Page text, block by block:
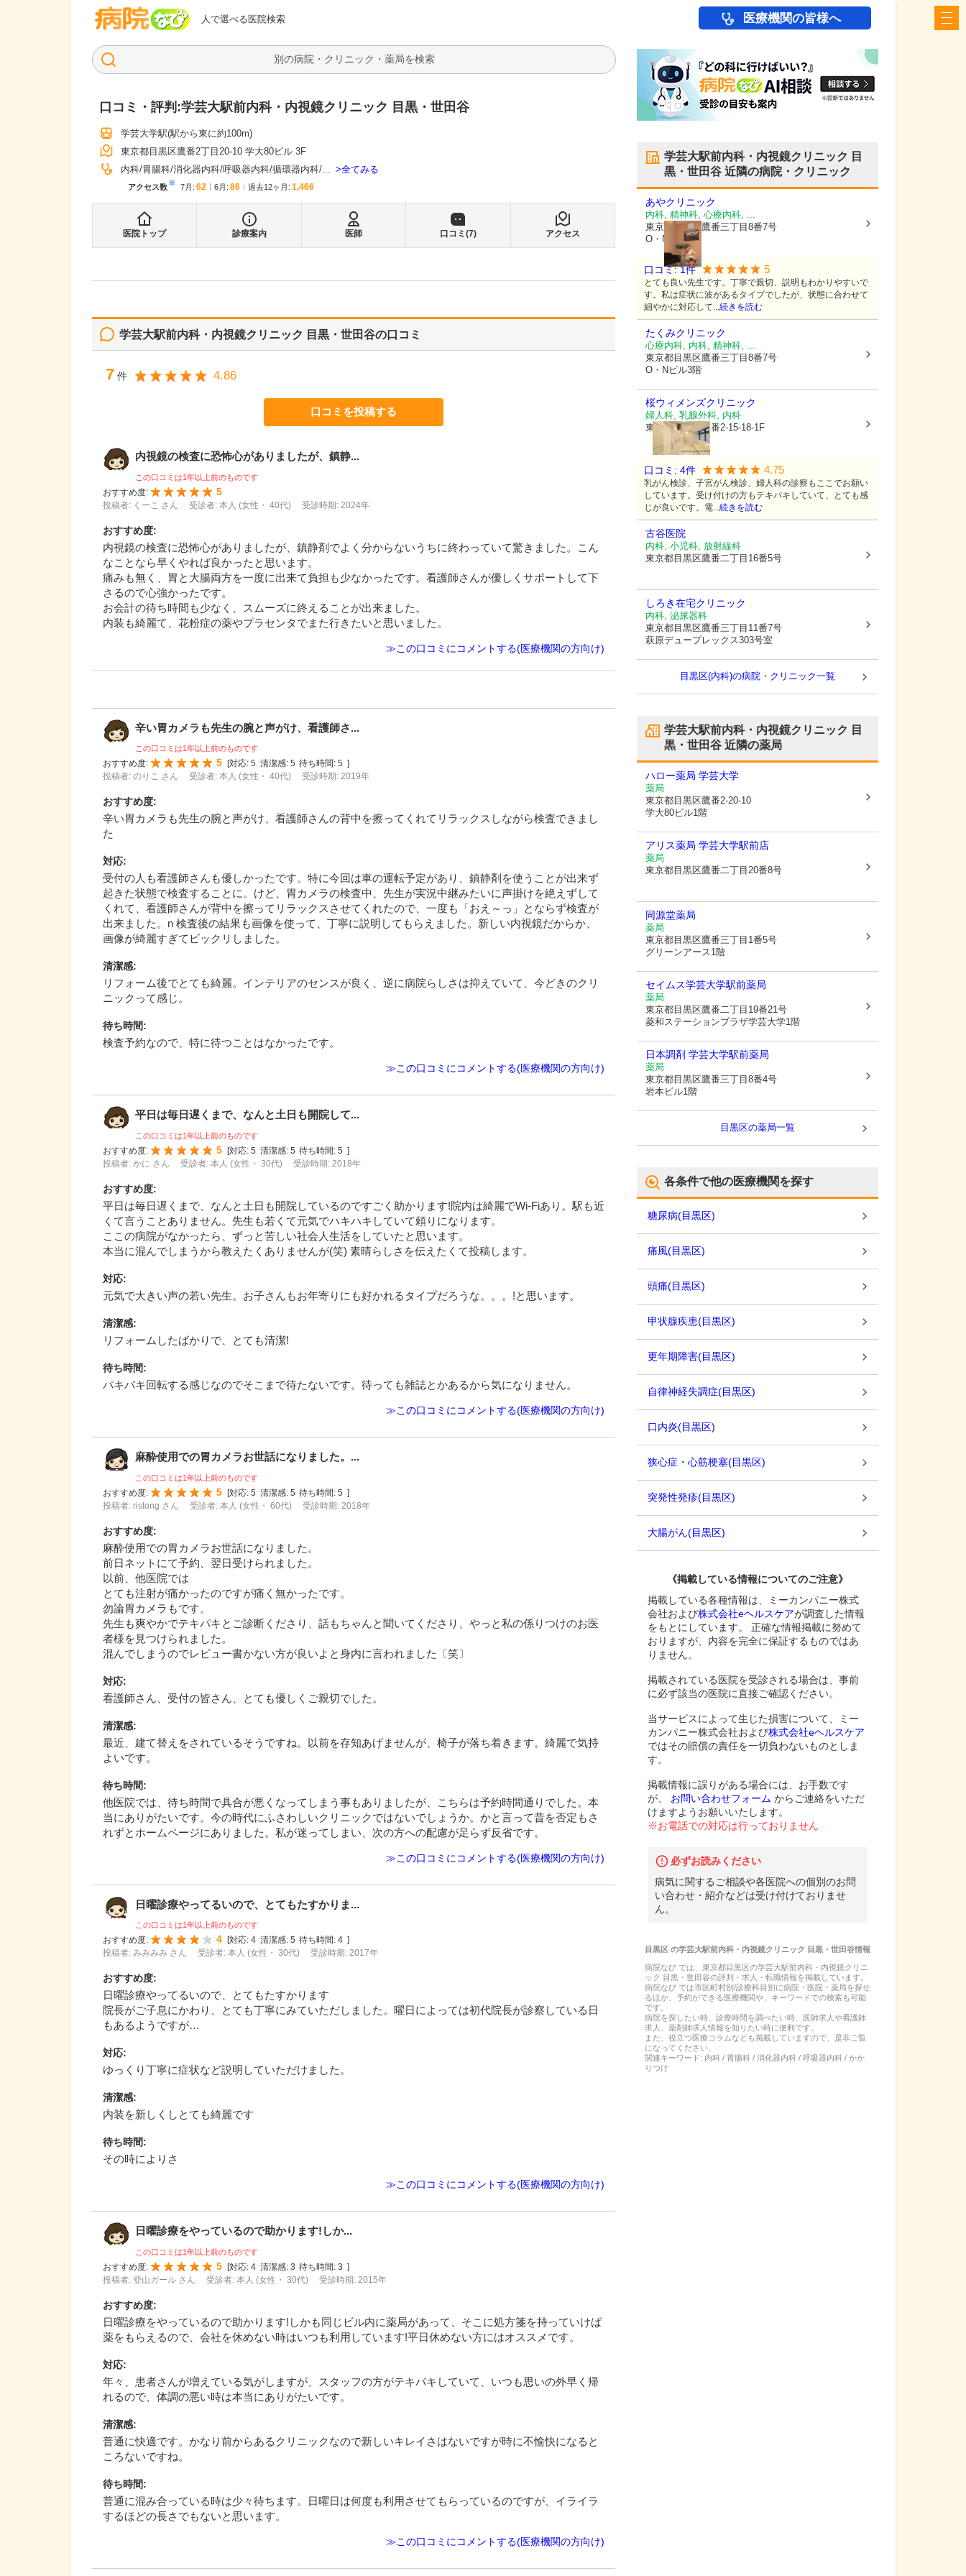
人で選べる医院検索
病院なび 医療機関の皆様へ
検索
口コミ・評判:学芸大駅前内科・内視鏡クリニック 目黒・世田谷
学芸大学駅(駅から東に約100m)
東京都目黒区鷹番2丁目20-10 学大80ビル 3F
内科 胃腸科 消化器内科 呼吸器内科 循環器内科 ... 全てみる
アクセス数※ 7月 : 62 6月 : 86 過去12ヶ月: 1,466
医院トップ 診療案内 医師 口コミ(7) アクセス
学芸大駅前内科・内視鏡クリニック 目黒・世田谷の口コミ
7 件 4.86
口コミを投稿する
内視鏡の検査に恐怖心がありましたが、鎮静...
この口コミは1年以上前のものです
おすすめ度:
5
投稿者: くーこ さん 受診者: 本人 (女性・ 40代) 受診時期: 2024年
おすすめ度:
内視鏡の検査に恐怖心がありましたが、鎮静剤でよく分からないうちに終わっていて驚きました。こん
なことなら早くやれば良かったと思います。
痛みも無く、胃と大腸両方を一度に出来て負担も少なかったです。看護師さんが優しくサポートして下
さるので心強かったです。
お会計の待ち時間も少なく、スムーズに終えることが出来ました。
内装も綺麗て、花粉症の薬やプラセンタでまた行きたいと思いました。
≫この口コミにコメントする(医療機関の方向け)
辛い胃カメラも先生の腕と声がけ、看護師さ...
この口コミは1年以上前のものです
おすすめ度:
5 対応: 5 清潔感: 5 待ち時間: 5
投稿者: のりこ さん
受診者: 本人 (女性・ 40代) 受診時期: 2019年
おすすめ度:
辛い胃カメラも先生の腕と声がけ、看護師さんの背中を擦ってくれてリラックスしながら検査できまし
た
対応:
受付の人も看護師さんも優しかったです。特に今回は車の運転予定があり、鎮静剤を使うことが出来ず
起きた状態で検査することに。けど、胃カメラの検査中、先生が実況中継みたいに声掛けを絶えずして
くれて、看護師さんが背中を擦ってリラックスさせてくれたので、一度も「おえ～っ」とならず検査が
出来ました。n 検査後の結果も画像を使って、丁寧に説明してもらえました。新しい内視鏡だからか、
画像が綺麗すぎてビックリしました。
清潔感:
リフォーム後でとても綺麗。インテリアのセンスが良く、逆に病院らしさは抑えていて、今どきのクリ
ニックって感じ。
待ち時間:
検査予約なので、特に待つことはなかったです。
≫この口コミにコメントする(医療機関の方向け)
平日は毎日遅くまで、なんと土日も開院して...
この口コミは1年以上前のものです
おすすめ度:
5 [対応: 5 清潔感: 5 待ち時間: 5 ]
投稿者: かに さん
受診者: 本人 (女性・ 30代) 受診時期: 2018年
おすすめ度:
平日は毎日遅くまで、なんと土日も開院しているのですごく助かります!院内は綺麗でWi-Fiあり。駅も近
くて言うことありません。先生も若くて元気でハキハキしていて頼りになります。
ここの病院がなかったら、ずっと苦しい社会人生活をしていたと思います。
本当に混んでしまうから教えたくありませんが(笑) 素晴らしさを伝えたくて投稿します。
対応:
元気で大きい声の若い先生。お子さんもお年寄りにも好かれるタイプだろうな。。。!と思います。
清潔感:
リフォームしたばかりで、とても清潔!
待ち時間:
パキパキ回転する感じなのでそこまで待たないです。待っても雑誌とかあるから気になりません。
≫この口コミにコメントする(医療機関の方向け)
麻酔使用での胃カメラお世話になりました。...
この口コミは1年以上前のものです
おすすめ度:
5 [対応: 5 清潔感: 5 待ち時間: 5 ]
投稿者: ristong さん
受診者: 本人 (女性・ 60代) 受診時期: 2018年
おすすめ度:
麻酔使用での胃カメラお世話になりました。
前日ネットにて予約、翌日受けられました。
以前、他医院では
とても注射が痛かったのですが痛く無かったです。
勿論胃カメラもです。
先生も爽やかでテキパキとご診断くださり、話もちゃんと聞いてくださり、やっと私の係りつけのお医
者様を見つけられました。
混んでしまうのでレビュー書かない方が良いよと身内に言われました〔笑〕
対応:
看護師さん、受付の皆さん、とても優しくご親切でした。
清潔感:
最近、建て替えをされているそうですね。以前を存知あげませんが、椅子が落ち着きます。綺麗で気持
よいです。
待ち時間:
他医院では、待ち時間で具合が悪くなってしまう事もありましたが、こちらは予約時間通りでした。本
当にありがたいです。今の時代にふさわしいクリニックではないでしょうか。かと言って昔を否定もさ
れずとホームページにありました。私が迷ってしまい、次の方への配慮が足らず反省です。
≫この口コミにコメントする(医療機関の方向け)
日曜診療やってるいので、とてもたすかりま...
この口コミは1年以上前のものです
おすすめ度:
4 対応: 4 清潔感: 5 待ち時間: 4
投稿者: みみみみ さん
受診者: 本人 (女性・ 30代) 受診時期: 2017年
おすすめ度:
日曜診療やってるいので、とてもたすかります
院長がご子息にかわり、とても丁寧にみていただしました。曜日によっては初代院長が診察している日
もあるようですが…
対応:
ゆっくり丁寧に症状など説明していただけました。
清潔感:
内装を新しくしとても綺麗です
待ち時間:
その時によりさ
≫この口コミにコメントする(医療機関の方向け)
日曜診療をやっているので助かります!しか...
この口コミは1年以上前のものです
おすすめ度:
5 [対応: 4 清潔感: 3 待ち時間: 3 ]
投稿者: 登山ガール さん
受診者: 本人 (女性・ 30代) 受診時期: 2015年
おすすめ度:
日曜診療をやっているので助かります!しかも同じビル内に薬局があって、そこに処方箋を持っていけば
薬をもらえるので、会社を休めない時はいつも利用しています!平日休めない方にはオススメです。
対応:
年々、患者さんが増えている気がしますが、スタッフの方がテキパキしていて、いつも思いの外早く帰
れるので、体調の悪い時は本当にありがたいです。
清潔感:
普通に快適です。かなり前からあるクリニックなので新しいキレイさはないですが時に不愉快になると
ころないですね。
待ち時間:
普通に混み合っている時は少々待ちます。日曜日は何度も利用させてもらっているのですが、イライラ
するほどの長さでもないと思います。
≫この口コミにコメントする(医療機関の方向け)
学芸大駅前内科・内視鏡クリニック 目
黒・世田谷 近隣の病院・クリニック
あやクリニック
内科, 精神科, 心療内科, ...
東京都目黒区 鷹番三丁目8番7号
O・Nビル2階
口コミ:1件 5
とても良い先生です。丁寧で親切、説明もわかりやすいで
す。私は症状に波があるタイプでしたが、状態に合わせて
細やかに対応して...続きを読む
たくみクリニック
心療内科, 内科, 精神科, ...
東京都目黒区鷹番三丁目8番7号
O・Nビル3階
桜ウィメンズクリニック
婦人科, 乳腺外科, 内科
東京都目黒区鷹番2-15-18-1F
口コミ: 4件 4.75
乳がん検診、子宮がん検診、婦人科の診察もここでお願い
しています。受け付けの方もテキパキしていて、とても感
じが良いです。電...続きを読む
古谷医院
内科, 小児科, 放射線科
東京都目黒区鷹番二丁目16番5号
しろき在宅クリニック
内科, 泌尿器科
東京都目黒区鷹番三丁目11番7号
萩原デュープレックス303号室
目黒区(内科)の病院・クリニック一覧
学芸大駅前内科・内視鏡クリニック 目
黒・世田谷 近隣の薬局
ハロー薬局 学芸大学
薬局
東京都目黒区鷹番2-20-10
学大80ビル1階
アリス薬局 学芸大学駅前店
薬局
東京都目黒区鷹番二丁目20番8号
同源堂薬局
薬局
東京都目黒区鷹番三丁目1番5号
グリーンアース1階
セイムス学芸大学駅前薬局
薬局
東京都目黒区鷹番二丁目19番21号
菱和ステーションプラザ学芸大学1階
日本調剤 学芸大学駅前薬局
薬局
東京都目黒区鷹番三丁目8番4号
岩本ビル1階
目黒区の薬局一覧
各条件で他の医療機関を探す
糖尿病(目黒区)
痛風(目黒区)
頭痛(目黒区)
甲状腺疾患(目黒区)
更年期障害(目黒区)
自律神経失調症(目黒区)
口内炎(目黒区)
狭心症・心筋梗塞(目黒区)
突発性発疹(目黒区)
大腸がん(目黒区)
《掲載している情報についてのご注意》
掲載している各種情報は、ミーカンパニー株式
会社および株式会社eヘルスケアが調査した情報
をもとにしています。 正確な情報掲載に努めて
おりますが、内容を完全に保証するものではあ
りません。
掲載されている医院を受診される場合は、事前
に必ず該当の医院に直接ご確認ください。
当サービスによって生じた損害について、ミー
カンパニー株式会社および株式会社eヘルスケア
ではその賠償の責任を一切負わないものとしま
す。
掲載情報に誤りがある場合には、お手数です
が、
お問い合わせフォーム からご連絡をいただ
けますようお願いいたします。
※お電話での対応は行っておりません
必ずお読みください
病気に関するご相談や各医院への個別のお問
い合わせ・紹介などは受け付けておりませ
ん。
目黒区の学芸大駅前内科・内視鏡クリニック 目黒・世田谷情報
病院なび では、 東京都目黒区の学芸大駅前内科・内視鏡クリニ
ック 目黒・世田谷の評判・求人・転職情報を掲載しています。
病院なび では市区町村別/診療科目別に病院・医院・薬局を探せ
るほか、予約ができる医療機関や、キーワードでの検索も可能
です。
病院を探したい時、診療時間を調べたい時、医師求人や看護師
求人、薬剤師求人情報を知りたい時に便利です。
また、役立つ医療コラムなども掲載していますので、是非ご覧
になってください。
関連キーワード: 内科 / 胃腸科 / 消化器内科 / 呼吸器内科 / かか
りつけ